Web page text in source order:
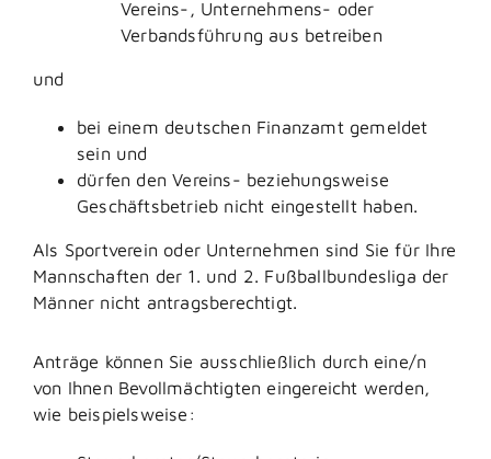
Vereins-, Unternehmens- oder
Verbandsführung aus betreiben
und
bei einem deutschen Finanzamt gemeldet
sein und
dürfen den Vereins- beziehungsweise
Geschäftsbetrieb nicht eingestellt haben.
Als Sportverein oder Unternehmen sind Sie für Ihre
Mannschaften der 1. und 2. Fußballbundesliga der
Männer nicht antragsberechtigt.
Anträge können Sie ausschließlich durch eine/n
von Ihnen Bevollmächtigten eingereicht werden,
wie beispielsweise: